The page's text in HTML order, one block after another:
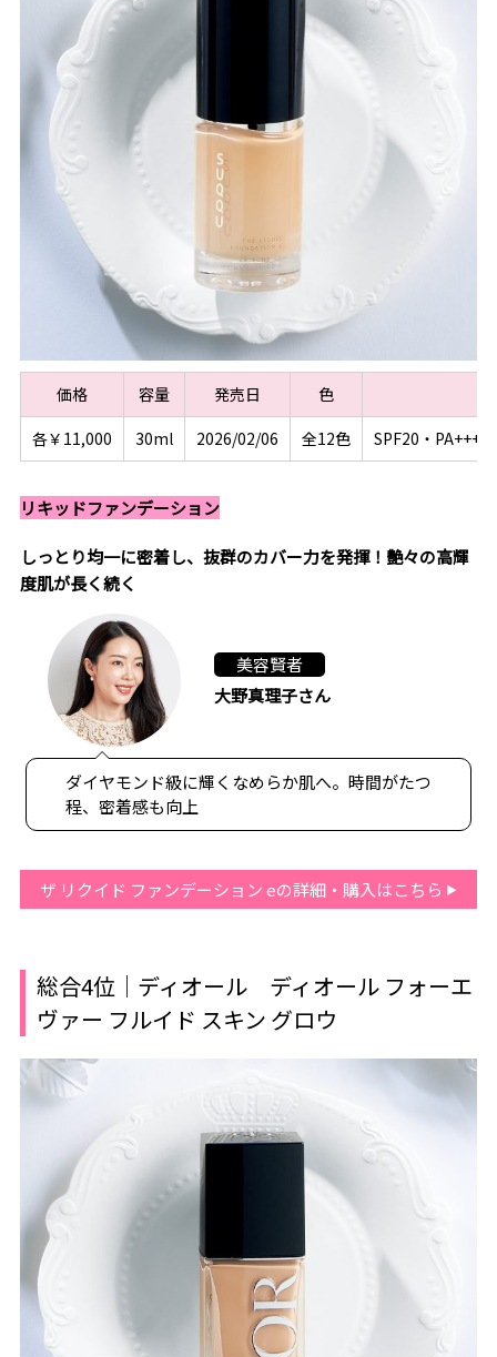
価格 容量 発売日
色
各￥11,000
30ml 2026/02/06 全12色 SPF20・PA+++
リキッドファンデーション
しっとり均一に密着し、抜群のカバー力を発揮！艶々の高輝
度肌が長く続く
美容賢者
大野真理子さん
ダイヤモンド級に輝くなめらか肌へ。時間がたつ
程、密着感も向上
ザ リクイド ファンデーション eの詳細・購入はこちら
総合4位｜ディオール ディオール フォーエ
ヴァー フルイド スキン グロウ